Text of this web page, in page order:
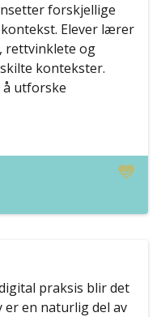
forskjellige
Elever lærer
rettvinklete og
kontekster.
utforske
praksis blir det
en naturlig del av